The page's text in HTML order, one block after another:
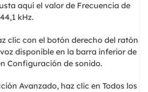
aquí el valor de Frecuencia de
kHz.
clic con el botón derecho del ratón
disponible en la barra inferior de
Configuración de sonido.
Avanzado, haz clic en Todos los